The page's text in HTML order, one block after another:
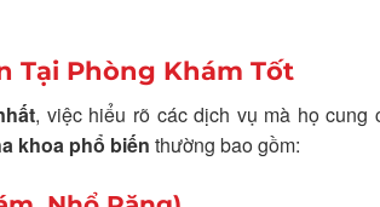
Tại Phòng Khám Tốt
, việc hiểu rõ các dịch vụ mà họ cung
khoa phổ biến thường bao gồm: